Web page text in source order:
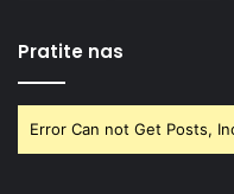
Pratite nas
Error Can not Get Posts,